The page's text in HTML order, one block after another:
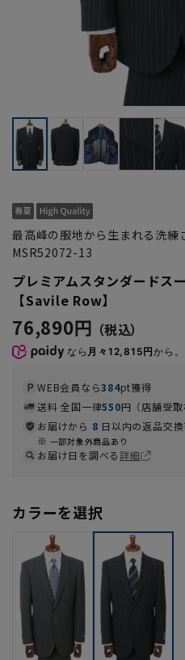
最高峰の服地から生まれる洗練
MSR52072-13
プレミアムスタンダードス
【Savile Row】
76,890円
なら 月々12,815円から
WEB会員なら384pt獲得
送料 全国一律550円（店舗受取
お届けから 8 日以内の返品交
一部対象外商品あり
お届け日を調べる詳細
カラーを選択